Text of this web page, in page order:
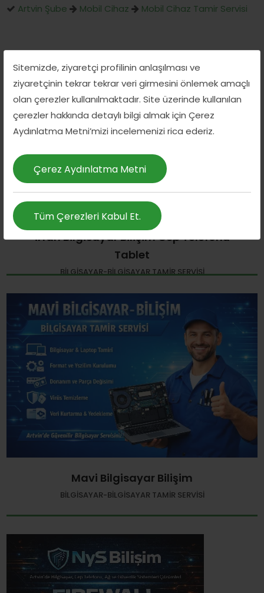
Sitemizde, ziyaretçi profilinin anlaşılması ve
ziyaretçinin tekrar tekrar veri girmesini önlemek amaçlı
olan çerezler kullanılmaktadır. Site üzerinde kullanılan
çerezler hakkında detaylı bilgi almak için Çerez
Aydınlatma Metni’mizi incelemenizi rica ederiz.
Çerez Aydınlatma Metni
Tüm Çerezleri Kabul Et.
Artvin Şube Mobil Cihaz Mobil Cihaz Tamir Servisi
Aynı kategorideki diğer hizmetler
İrfan Bilgisayar Bilişim Cep Telefonu
Tablet
BILGISAYAR-BILGISAYAR TAMIR SERVISI
Mavi Bilgisayar Bilişim
BILGISAYAR-BILGISAYAR TAMIR SERVISI